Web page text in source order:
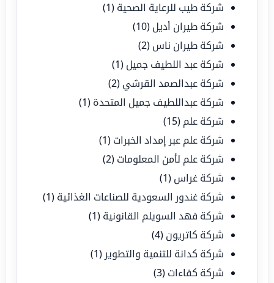
شركة طيب للرعاية الصحية (1)
شركة طيران أديل (10)
شركة طيران ناس (2)
شركة عبد اللطيف جميل (1)
شركة عبدالصمد القرشي (2)
شركة عبداللطيف جميل المتحدة (1)
شركة علم (15)
شركة علم عبر إمداد الخبرات (1)
شركة علم لأمن المعلومات (2)
شركة غراس (1)
شركة غندور السعودية للصناعات الغذائية (1)
شركة فهد السويلم القانونية (1)
شركة كاتريون (4)
شركة كدانة للتنمية والتطوير (1)
شركة كفاءات (3)